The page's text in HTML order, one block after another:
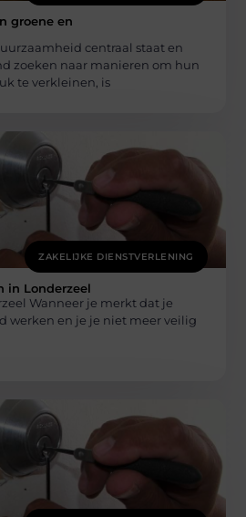
groene en
centraal staat en
zoeken naar manieren om hun
te verkleinen, is
ZAKELIJKE DIENSTVERLENING
in Londerzeel
Wanneer je merkt dat je
werken en je je niet meer veilig